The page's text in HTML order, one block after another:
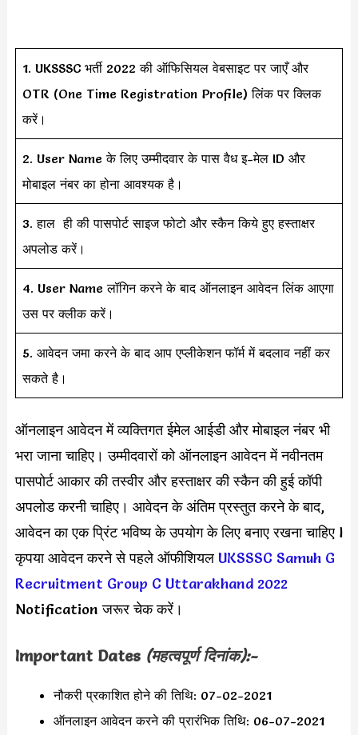
1. UKSSSC भर्ती 2022 की ऑफिसियल वेबसाइट पर जाएँ और
OTR (One Time Registration Profile) लिंक पर क्लिक
करें।
2. User Name के लिए उम्मीदवार के पास वैध इ-मेल ID और
मोबाइल नंबर का होना आवश्यक है।
3. हाल ही की पासपोर्ट साइज फोटो और स्कैन किये हुए हस्ताक्षर
अपलोड करें।
4. User Name लॉगिन करने के बाद ऑनलाइन आवेदन लिंक आएगा
उस पर क्लीक करें।
5. आवेदन जमा करने के बाद आप एप्लीकेशन फॉर्म में बदलाव नहीं कर
सकते है।
ऑनलाइन आवेदन में व्यक्तिगत ईमेल आईडी और मोबाइल नंबर भी
भरा जाना चाहिए। उम्मीदवारों को ऑनलाइन आवेदन में नवीनतम
पासपोर्ट आकार की तस्वीर और हस्ताक्षर की स्कैन की हुई कॉपी
अपलोड करनी चाहिए। आवेदन के अंतिम प्रस्तुत करने के बाद,
आवेदन का एक प्रिंट भविष्य के उपयोग के लिए बनाए रखना चाहिए l
कृपया आवेदन करने से पहले ऑफीशियल UKSSSC Samuh G
Recruitment Group C Uttarakhand 2022
Notification जरूर चेक करें।
Important Dates (महत्वपूर्ण दिनांक):-
नौकरी प्रकाशित होने की तिथि: 07-02-2021
ऑनलाइन आवेदन करने की प्रारंभिक तिथि: 06-07-2021